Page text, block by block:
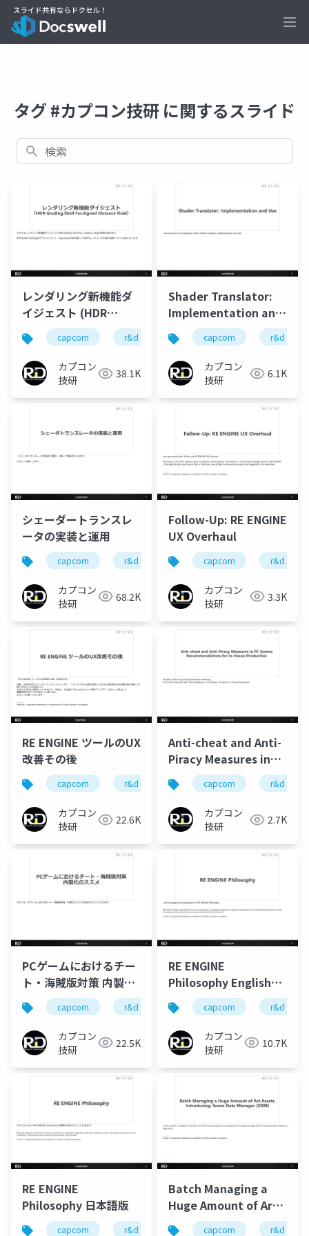
タグ #カプコン技研 に関するスライド
検索
レンダリング新機能ダ
イジェスト (HDR
Grading,Shell
Fur,Signed Distance
Field)
capcom r&d カプコン カプコン技研
カプコン
技研
38.1K
Shader Translator:
Implementation and
Use
capcom r&d
カプコン
技研
6.1K
シェーダートランスレ
ータの実装と運用
capcom r&d カプコン カプコン技研
カプコン
技研
68.2K
Follow-Up: RE ENGINE
UX Overhaul
capcom r&d
カプコン
技研
3.3K
RE ENGINE ツールのUX
改善その後
capcom r&d カプコン カプコン技研
カプコン
技研
22.6K
Anti-cheat and Anti-
Piracy Measures in
PC Games
Recommendations
for In-House
Production
capcom r&d
カプコン
技研
2.7K
PCゲームにおけるチー
ト・海賊版対策 内製化
のススメcapcom r&d カプコン カプコン技研
カプコン
技研
22.5K
RE ENGINE
Philosophy English
Editioncapcom r&d
カプコン
技研
10.7K
RE ENGINE
Philosophy 日本語版
capcom r&d カプコン カプコン技研
Batch Managing a
Huge Amount of Art
Assets. Introducing:
capcom r&d